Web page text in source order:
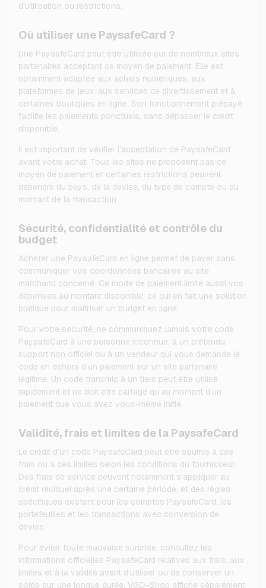
d’utilisation ou restrictions.
Où utiliser une PaysafeCard ?
Une PaysafeCard peut être utilisée sur de nombreux sites
partenaires acceptant ce moyen de paiement. Elle est
notamment adaptée aux achats numériques, aux
plateformes de jeux, aux services de divertissement et à
certaines boutiques en ligne. Son fonctionnement prépayé
facilite les paiements ponctuels, sans dépasser le crédit
disponible.
Il est important de vérifier l’acceptation de PaysafeCard
avant votre achat. Tous les sites ne proposent pas ce
moyen de paiement et certaines restrictions peuvent
dépendre du pays, de la devise, du type de compte ou du
montant de la transaction.
Sécurité, confidentialité et contrôle du
budget
Acheter une PaysafeCard en ligne permet de payer sans
communiquer vos coordonnées bancaires au site
marchand concerné. Ce mode de paiement limite aussi vos
dépenses au montant disponible, ce qui en fait une solution
pratique pour maîtriser un budget en ligne.
Pour votre sécurité, ne communiquez jamais votre code
PaysafeCard à une personne inconnue, à un prétendu
support non officiel ou à un vendeur qui vous demande le
code en dehors d’un paiement sur un site partenaire
légitime. Un code transmis à un tiers peut être utilisé
rapidement et ne doit être partagé qu’au moment d’un
paiement que vous avez vous-même initié.
Validité, frais et limites de la PaysafeCard
Le crédit d’un code PaysafeCard peut être soumis à des
frais ou à des limites selon les conditions du fournisseur.
Des frais de service peuvent notamment s’appliquer au
crédit résiduel après une certaine période, et des règles
spécifiques existent pour les comptes PaysafeCard, les
portefeuilles et les transactions avec conversion de
devise.
Pour éviter toute mauvaise surprise, consultez les
informations officielles PaysafeCard relatives aux frais, aux
limites et à la validité avant d’utiliser ou de conserver un
solde sur une longue durée. VGO-Shop affiche séparément